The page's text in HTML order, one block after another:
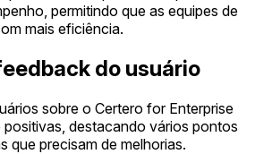
permitindo que as equipes de
mais eficiência.
do usuário
sobre o Certero for Enterprise
destacando vários pontos
que precisam de melhorias.